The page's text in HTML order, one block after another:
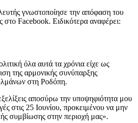
γνωστοποίησε την απόφαση του
στο Facebook. Ειδικότερα αναφέρει:
όλα αυτά τα χρόνια είχε ως
της αρμονικής συνύπαρξης
στη Ροδόπη.
αποσύρω την υποψηφιότητα μου
στις 25 Ιουνίου, προκειμένου να μην
συμβίωσης στην περιοχή μας».